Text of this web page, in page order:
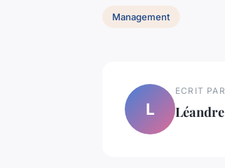
Management
L
ECRIT PAR
Léandre